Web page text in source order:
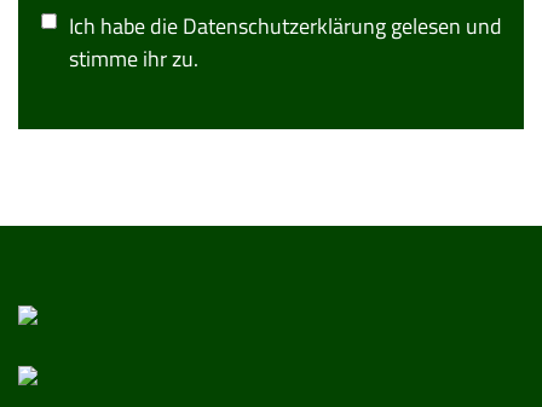
Ich habe dieDatenschutzerklärunggelesen und
stimme ihr zu.